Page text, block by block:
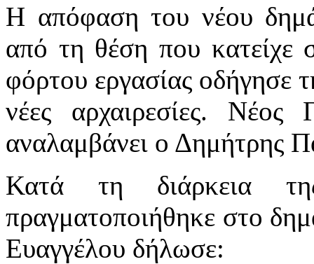
Η απόφαση του νέου
από τη θέση που κατείχε
φόρτου εργασίας οδήγησε
νέες αρχαιρεσίες. Νέος
αναλαμβάνει ο Δημήτρης
Κατά τη διάρκεια
πραγματοποιήθηκε στο
Ευαγγέλου δήλωσε: